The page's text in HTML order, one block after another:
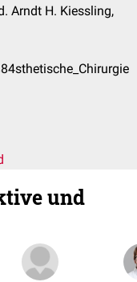
Arndt H. Kiessling,
und